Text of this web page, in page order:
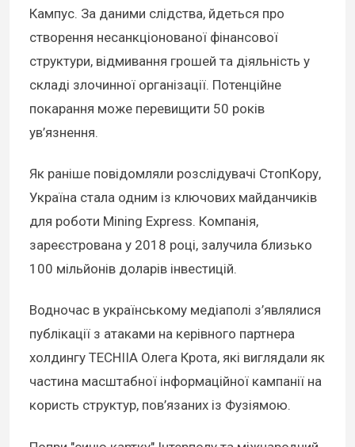
Кампус. За даними слідства, йдеться про
створення несанкціонованої фінансової
структури, відмивання грошей та діяльність у
складі злочинної організації. Потенційне
покарання може перевищити 50 років
ув’язнення.
Як раніше повідомляли розслідувачі СтопКору,
Україна стала одним із ключових майданчиків
для роботи Mining Express. Компанія,
зареєстрована у 2018 році, залучила близько
100 мільйонів доларів інвестицій.
Водночас в українському медіаполі з’являлися
публікації з атаками на керівного партнера
холдингу TECHIIA Олега Крота, які виглядали як
частина масштабної інформаційної кампанії на
користь структур, пов’язаних із Фузіямою.